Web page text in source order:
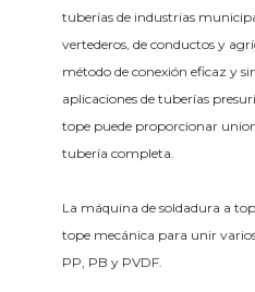
tuberías de industrias
vertederos, de conductos y
método de conexión eficaz y
aplicaciones de tuberías
tope puede proporcionar
tubería completa.
La máquina de soldadura a
tope mecánica para unir
PP, PB y PVDF.